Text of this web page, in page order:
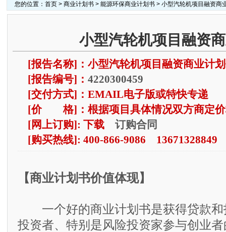
您的位置： 首页> 商业计划书> 能源环保商业计划书> 小型汽轮机项目融资商
小型汽轮机项目融资
[报告名称]：小型汽轮机项目融资商业计
[报告编号]： 4220300459
[交付方式]：EMAIL电子版或特快专递
[价 格]：根据项目具体情况双方商定
[网上订购]: 下载 订购合同
[购买热线]: 400-866-9086 13671328849
【商业计划书价值体现】
一个好的商业计划书是获得贷款和
投资者、特别是风险投资家参与创业